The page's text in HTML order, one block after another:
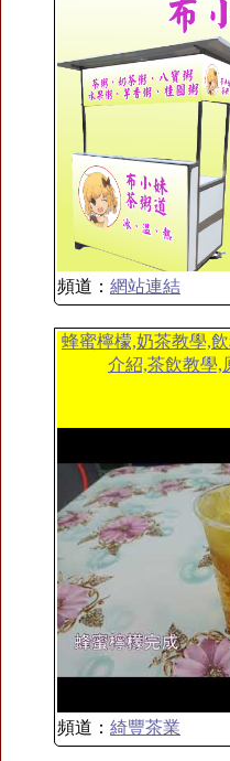
頻道： 網站連結
蜂蜜檸檬,奶茶教學,
介紹,茶飲教學,
頻道： 綺豐茶業